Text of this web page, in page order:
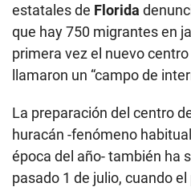
estatales de Florida
que hay 750 migrantes en
primera vez el nuevo
llamaron un “campo de
La preparación del centro
huracán -fenómeno
época del año- también ha
pasado 1 de julio, cuando